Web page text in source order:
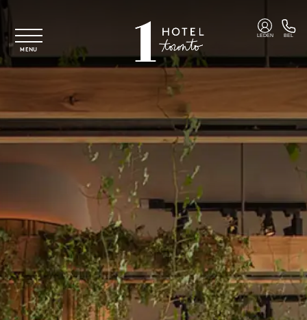
Overslaan naar hoofdinhoud
MENU
LEDEN BEL